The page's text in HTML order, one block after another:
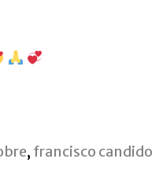
, francisco candido